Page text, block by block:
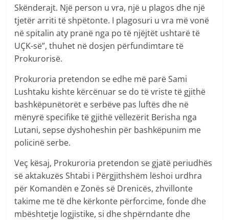
Skënderajt. Një person u vra, një u plagos dhe një
tjetër arriti të shpëtonte. I plagosuri u vra më vonë
në spitalin aty pranë nga po të njëjtët ushtarë të
UÇK-së”, thuhet në dosjen përfundimtare të
Prokurorisë.
Prokuroria pretendon se edhe më parë Sami
Lushtaku kishte kërcënuar se do të vriste të gjithë
bashkëpunëtorët e serbëve pas luftës dhe në
mënyrë specifike të gjithë vëllezërit Berisha nga
Lutani, sepse dyshoheshin për bashkëpunim me
policinë serbe.
Veç kësaj, Prokuroria pretendon se gjatë periudhës
së aktakuzës Shtabi i Përgjithshëm lëshoi urdhra
për Komandën e Zonës së Drenicës, zhvillonte
takime me të dhe kërkonte përforcime, fonde dhe
mbështetje logjistike, si dhe shpërndante dhe